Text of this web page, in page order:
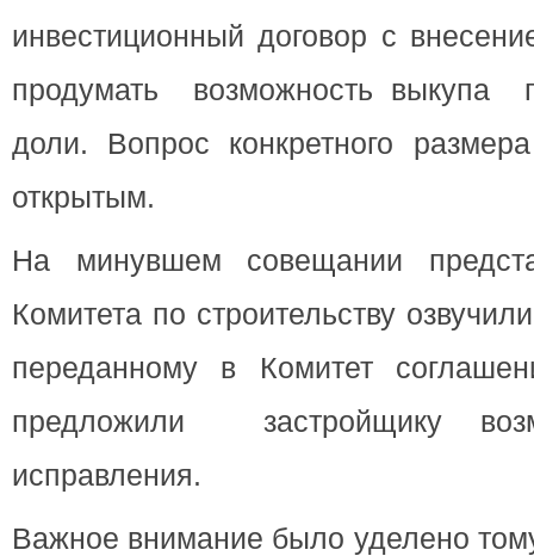
инвестиционный договор с
продумать возможность выкупа
доли. Вопрос конкретного
открытым.
На минувшем совещании
Комитета по строительству
переданному в Комитет
предложили застройщику
исправления.
Важное внимание было уделено